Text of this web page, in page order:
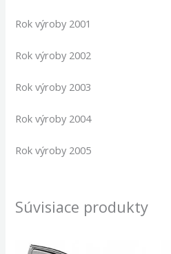
Rok výroby 2001
Rok výroby 2002
Rok výroby 2003
Rok výroby 2004
Rok výroby 2005
Súvisiace produkty